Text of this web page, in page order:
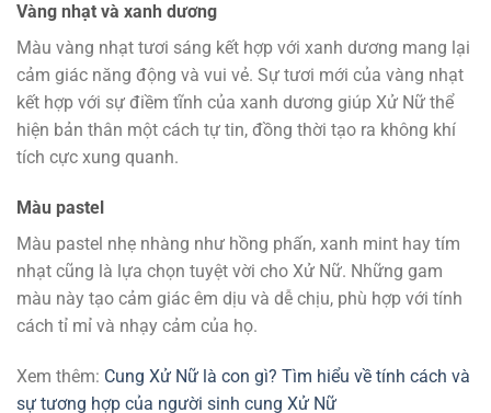
Vàng nhạt và xanh dương
Màu vàng nhạt tươi sáng kết hợp với xanh dương mang lại
cảm giác năng động và vui vẻ. Sự tươi mới của vàng nhạt
kết hợp với sự điềm tĩnh của xanh dương giúp Xử Nữ thể
hiện bản thân một cách tự tin, đồng thời tạo ra không khí
tích cực xung quanh.
Màu pastel
Màu pastel nhẹ nhàng như hồng phấn, xanh mint hay tím
nhạt cũng là lựa chọn tuyệt vời cho Xử Nữ. Những gam
màu này tạo cảm giác êm dịu và dễ chịu, phù hợp với tính
cách tỉ mỉ và nhạy cảm của họ.
Xem thêm: Cung Xử Nữ là con gì? Tìm hiểu về tính cách và
sự tương hợp của người sinh cung Xử Nữ